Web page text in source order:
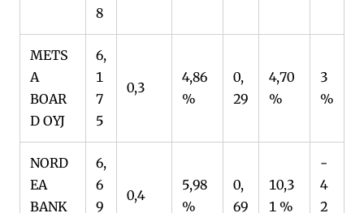
8
METS
A
BOAR
D OYJ
6,
1
7
5
0,3
4,86
%
0,
29
4,70
%
3
%
NORD
EA
BANK
6,
6
9
0,4
5,98
%
0,
69
10,3
1 %
-
4
2